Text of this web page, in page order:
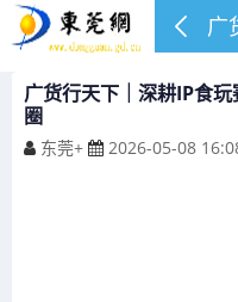
广货行天下｜深耕IP食
圈
东莞+ 2026-05-08